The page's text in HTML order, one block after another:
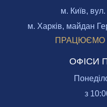
м. Київ,
м. Харків, майдан
ПРАЦЮЄМО
ОФІСИ
з